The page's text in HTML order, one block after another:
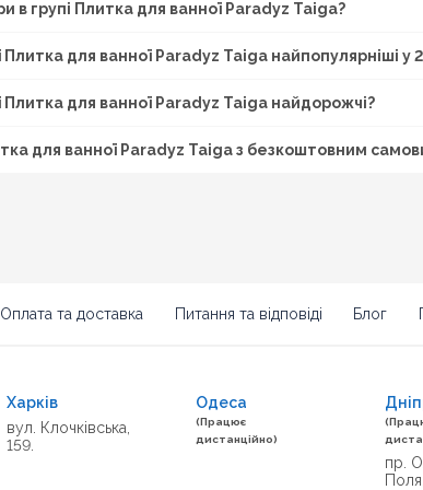
в групі Плитка для ванної Paradyz Taiga?
Плитка для ванної Paradyz Taiga найпопулярніші у
Плитка для ванної Paradyz Taiga найдорожчі?
для ванної Paradyz Taiga з безкоштовним
Оплата та доставка Питання та відповіді Блог
Харків
вул. Клочківська,
159.
Одеса
(Працює
дистанційно)
пр.